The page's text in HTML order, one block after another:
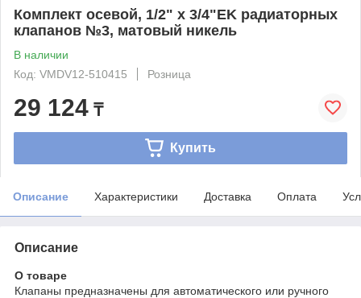
Комплект осевой, 1/2" x 3/4"EK радиаторных
клапанов №3, матовый никель
В наличии
Код: VMDV12-510415
Розница
29 124 ₸
Купить
Описание Характеристики Доставка Оплата
Описание
О товаре
Клапаны предназначены для автоматического или ручного